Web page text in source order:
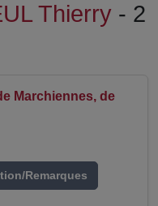
Thierry - 2
Marchiennes, de
Remarques